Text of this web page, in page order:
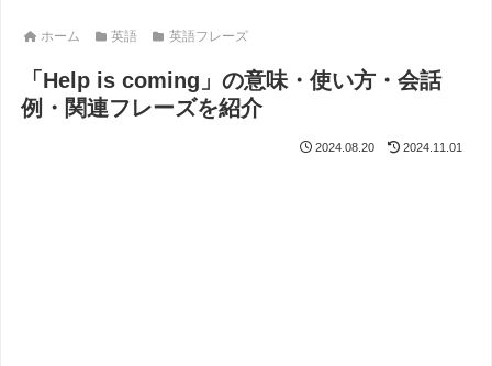
ホーム 英語 英語フレーズ
「Help is coming」の意味・使い方・会話
例・関連フレーズを紹介
2024.08.20 2024.11.01